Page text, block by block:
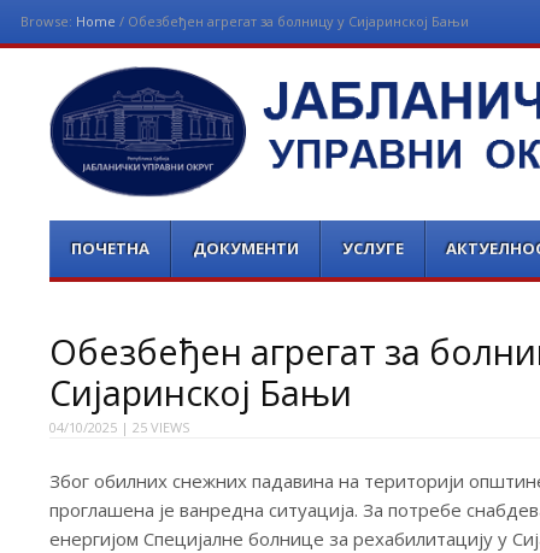
Browse: Home / Обезбеђен агрегат за болницу у Сијаринској Бањи
ЈАБЛАНИЧКИ УПРАВНИ
Menu
content
ПОЧЕТНА ДОКУМЕНТИ УСЛУГЕ
Обезбеђен агрегат за
Сијаринској Бањи
04/10/2025 | 25 VIEWS
Због обилних снежних падавина на територији
проглашена је ванредна ситуација. За потребе
енергијом Специјалне болнице за рехабилитацију у